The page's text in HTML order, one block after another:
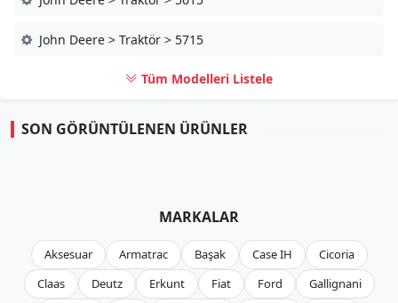
John Deere > Traktör > 5715
Tüm Modelleri Listele
SON GÖRÜNTÜLENEN ÜRÜNLER
MARKALAR
Aksesuar Armatrac Başak Case IH
Cicoria
Claas
Deutz Erkunt Fiat Ford
Gallignani